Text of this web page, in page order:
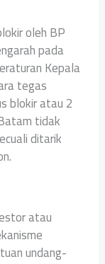
oleh BP
pada
Kepala
tegas
blokir atau 2
tidak
ditarik
atau
undang-